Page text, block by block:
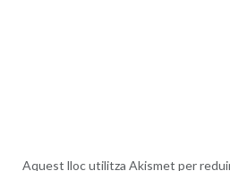
Aquest lloc utilitza Akismet per